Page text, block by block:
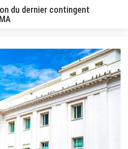
du dernier contingent